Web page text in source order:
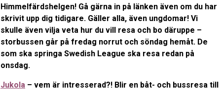
Himmelfärdshelgen! Gå gärna in på länken även om du har
skrivit upp dig tidigare. Gäller alla, även ungdomar! Vi
skulle även vilja veta hur du vill resa och bo däruppe –
storbussen går på fredag norrut och söndag hemåt. De
som ska springa Swedish League ska resa redan på
onsdag.
Jukola – vem är intresserad?! Blir en båt- och bussresa till